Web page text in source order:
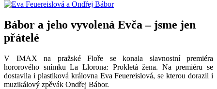
Bábor a jeho vyvolená Evča – jsme jen
přátelé
V IMAX na pražské Floře se konala slavnostní premiéra
hororového snímku La Llorona: Prokletá žena. Na premiéru se
dostavila i plastiková královna Eva Feuereislová, se kterou dorazil i
muzikálový zpěvák Ondřej Bábor.